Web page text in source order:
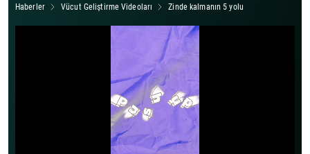
Haberler Vücut Geliştirme Videoları Zinde kalmanın 5 yolu